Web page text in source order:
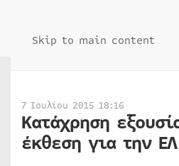
Skip to main content
7 Ιουλίου 2015 18:16
Κατάχρηση
έκθεση για την